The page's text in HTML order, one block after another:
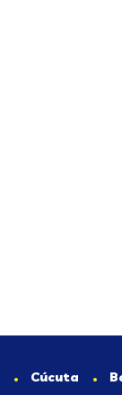
Cúcuta